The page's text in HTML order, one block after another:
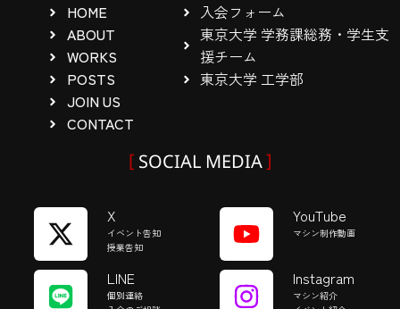
HOME
ABOUT
WORKS
POSTS
JOIN US
CONTACT
入会フォーム
東京大学 学務課総務・学生支
援チーム
東京大学 工学部
SOCIAL MEDIA
X
イベント告知
授業告知
YouTube
マシン制作動画
LINE
個別連絡
Instagram
マシン紹介